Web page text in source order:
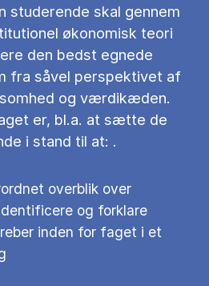
studerende skal gennem
økonomisk teori
den bedst egnede
fra såvel perspektivet af
og værdikæden.
er, bl.a. at sætte de
i stand til at: .
overblik over
og forklare
inden for faget i et